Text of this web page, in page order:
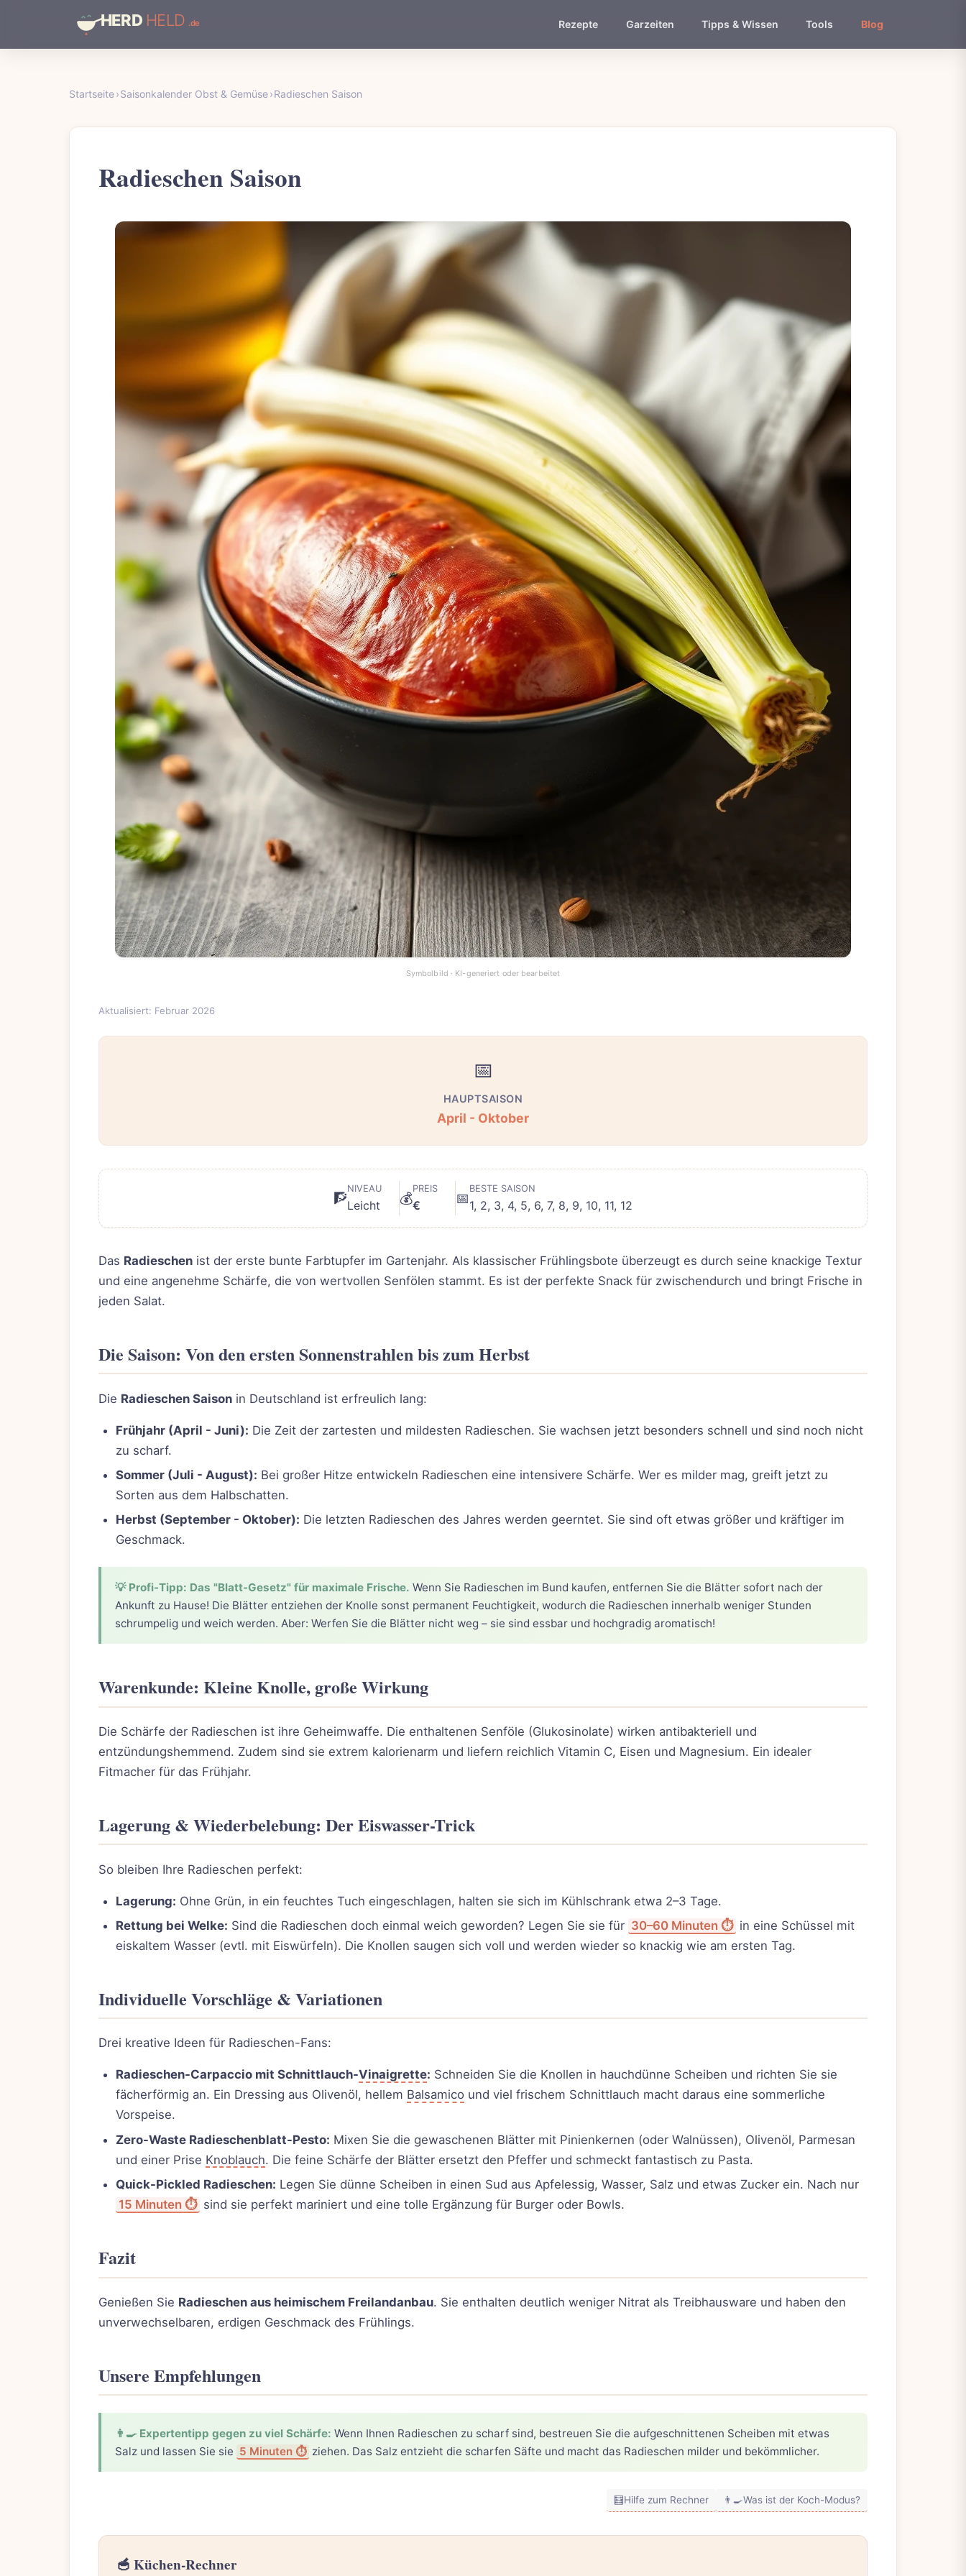
Rezepte Garzeiten Tipps & Wissen Tools Blog
Startseite›Saisonkalender Obst & Gemüse›Radieschen Saison
Radieschen Saison
Aktualisiert: Februar 2026
📅
HAUPTSAISON
April - Oktober
🧗
NIVEAU
Leicht 💰
PREIS
€ 📅
BESTE SAISON
1, 2, 3, 4, 5, 6, 7, 8, 9, 10, 11, 12
Das Radieschen ist der erste bunte Farbtupfer im Gartenjahr. Als klassischer Frühlingsbote überzeugt es durch seine knackige Textur
und eine angenehme Schärfe, die von wertvollen Senfölen stammt. Es ist der perfekte Snack für zwischendurch und bringt Frische in
jeden Salat.
Die Saison: Von den ersten Sonnenstrahlen bis zum Herbst
Die Radieschen Saison in Deutschland ist erfreulich lang:
Frühjahr (April - Juni): Die Zeit der zartesten und mildesten Radieschen. Sie wachsen jetzt besonders schnell und sind noch nicht
zu scharf.
Sommer (Juli - August): Bei großer Hitze entwickeln Radieschen eine intensivere Schärfe. Wer es milder mag, greift jetzt zu
Sorten aus dem Halbschatten.
Herbst (September - Oktober): Die letzten Radieschen des Jahres werden geerntet. Sie sind oft etwas größer und kräftiger im
Geschmack.
💡 Profi-Tipp: Das "Blatt-Gesetz" für maximale Frische. Wenn Sie Radieschen im Bund kaufen, entfernen Sie die Blätter sofort nach der
Ankunft zu Hause! Die Blätter entziehen der Knolle sonst permanent Feuchtigkeit, wodurch die Radieschen innerhalb weniger Stunden
schrumpelig und weich werden. Aber: Werfen Sie die Blätter nicht weg – sie sind essbar und hochgradig aromatisch!
Warenkunde: Kleine Knolle, große Wirkung
Die Schärfe der Radieschen ist ihre Geheimwaffe. Die enthaltenen Senföle (Glukosinolate) wirken antibakteriell und
entzündungshemmend. Zudem sind sie extrem kalorienarm und liefern reichlich Vitamin C, Eisen und Magnesium. Ein idealer
Fitmacher für das Frühjahr.
Lagerung & Wiederbelebung: Der Eiswasser-Trick
So bleiben Ihre Radieschen perfekt:
Lagerung: Ohne Grün, in ein feuchtes Tuch eingeschlagen, halten sie sich im Kühlschrank etwa 2–3 Tage.
Rettung bei Welke: Sind die Radieschen doch einmal weich geworden? Legen Sie sie für 30–60 Minuten ⏱️ in eine Schüssel mit
eiskaltem Wasser (evtl. mit Eiswürfeln). Die Knollen saugen sich voll und werden wieder so knackig wie am ersten Tag.
Individuelle Vorschläge & Variationen
Drei kreative Ideen für Radieschen-Fans:
Radieschen-Carpaccio mit Schnittlauch-Vinaigrette: Schneiden Sie die Knollen in hauchdünne Scheiben und richten Sie sie
fächerförmig an. Ein Dressing aus Olivenöl, hellem Balsamico und viel frischem Schnittlauch macht daraus eine sommerliche
Vorspeise.
Zero-Waste Radieschenblatt-Pesto: Mixen Sie die gewaschenen Blätter mit Pinienkernen (oder Walnüssen), Olivenöl, Parmesan
und einer Prise Knoblauch. Die feine Schärfe der Blätter ersetzt den Pfeffer und schmeckt fantastisch zu Pasta.
Quick-Pickled Radieschen: Legen Sie dünne Scheiben in einen Sud aus Apfelessig, Wasser, Salz und etwas Zucker ein. Nach nur
15 Minuten ⏱️ sind sie perfekt mariniert und eine tolle Ergänzung für Burger oder Bowls.
Fazit
Genießen Sie Radieschen aus heimischem Freilandanbau. Sie enthalten deutlich weniger Nitrat als Treibhausware und haben den
unverwechselbaren, erdigen Geschmack des Frühlings.
Unsere Empfehlungen
👨‍🍳 Expertentipp gegen zu viel Schärfe: Wenn Ihnen Radieschen zu scharf sind, bestreuen Sie die aufgeschnittenen Scheiben mit etwas
Salz und lassen Sie sie 5 Minuten ⏱️ ziehen. Das Salz entzieht die scharfen Säfte und macht das Radieschen milder und bekömmlicher.
🧮Hilfe zum Rechner 👨‍🍳Was ist der Koch-Modus?
🥣 Küchen-Rechner